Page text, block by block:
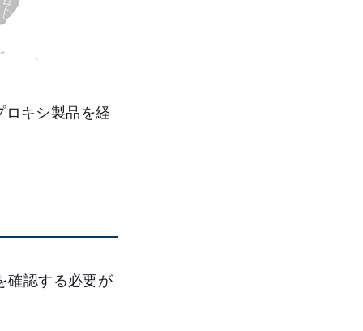
キシ製品を経
確認する必要が